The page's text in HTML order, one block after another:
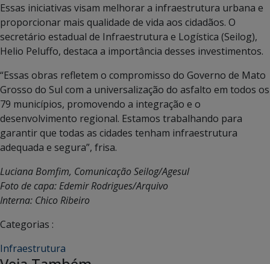
Essas iniciativas visam melhorar a infraestrutura urbana e
proporcionar mais qualidade de vida aos cidadãos. O
secretário estadual de Infraestrutura e Logística (Seilog),
Helio Peluffo, destaca a importância desses investimentos.
“Essas obras refletem o compromisso do Governo de Mato
Grosso do Sul com a universalização do asfalto em todos os
79 municípios, promovendo a integração e o
desenvolvimento regional. Estamos trabalhando para
garantir que todas as cidades tenham infraestrutura
adequada e segura”, frisa.
Luciana Bomfim, Comunicação Seilog/Agesul
Foto de capa: Edemir Rodrigues/Arquivo
Interna: Chico Ribeiro
Categorias :
Infraestrutura